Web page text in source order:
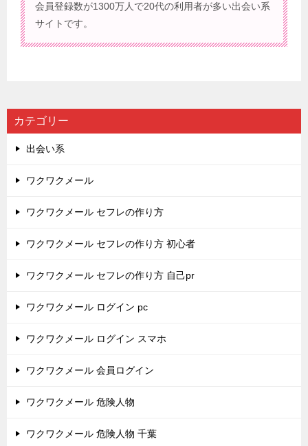
会員登録数が1300万人で20代の利用者が多い出会い系
サイトです。
カテゴリー
出会い系
ワクワクメール
ワクワクメール セフレの作り方
ワクワクメール セフレの作り方 初心者
ワクワクメール セフレの作り方 自己pr
ワクワクメール ログイン pc
ワクワクメール ログイン スマホ
ワクワクメール 会員ログイン
ワクワクメール 危険人物
ワクワクメール 危険人物 千葉